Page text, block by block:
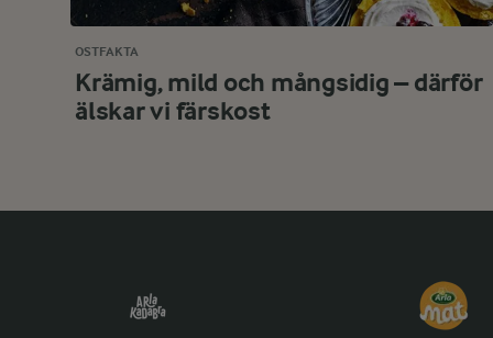
OSTFAKTA
Krämig, mild och mångsidig – därför
älskar vi färskost